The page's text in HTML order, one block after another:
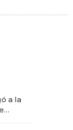
a la